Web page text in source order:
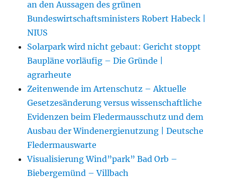
an den Aussagen des grünen
Bundeswirtschaftsministers Robert Habeck |
NIUS
Solarpark wird nicht gebaut: Gericht stoppt
Baupläne vorläufig – Die Gründe |
agrarheute
Zeitenwende im Artenschutz – Aktuelle
Gesetzesänderung versus wissenschaftliche
Evidenzen beim Fledermausschutz und dem
Ausbau der Windenergienutzung | Deutsche
Fledermauswarte
Visualisierung Wind”park” Bad Orb –
Biebergemünd – Villbach